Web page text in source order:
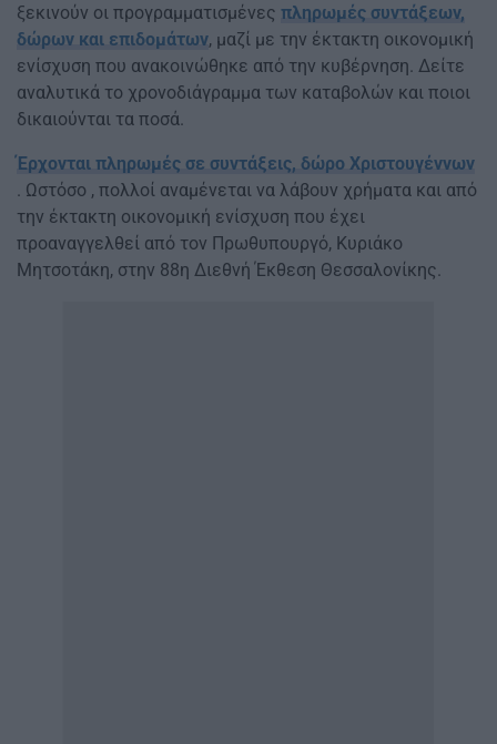
ξεκινούν οι προγραμματισμένες πληρωμές συντάξεων,
δώρων και επιδομάτων, μαζί με την έκτακτη οικονομική
ενίσχυση που ανακοινώθηκε από την κυβέρνηση. Δείτε
αναλυτικά το χρονοδιάγραμμα των καταβολών και ποιοι
δικαιούνται τα ποσά.
Έρχονται πληρωμές σε συντάξεις, δώρο Χριστουγέννων
. Ωστόσο , πολλοί αναμένεται να λάβουν χρήματα και από
την έκτακτη οικονομική ενίσχυση που έχει
προαναγγελθεί από τον Πρωθυπουργό, Κυριάκο
Μητσοτάκη, στην 88η Διεθνή Έκθεση Θεσσαλονίκης.